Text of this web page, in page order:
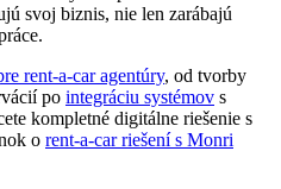
svoj biznis, nie len zarábajú
rent-a-car agentúry, od tvorby
po integráciu systémov s
kompletné digitálne riešenie s
o rent-a-car riešení s Monri